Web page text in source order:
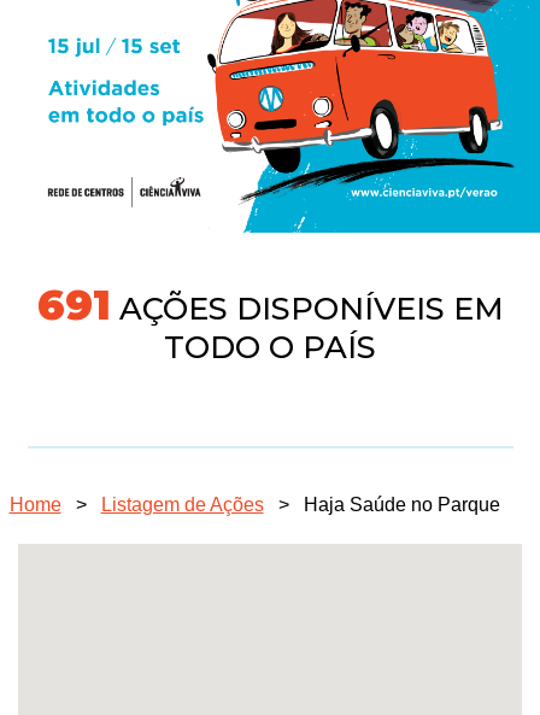
745 AÇÕES DISPONÍVEIS EM
TODO O PAÍS
Home > Listagem de Ações > Haja Saúde no Parque